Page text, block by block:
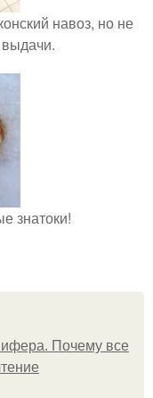
навоз, но не
выдачи.
знатоки!
Почему все